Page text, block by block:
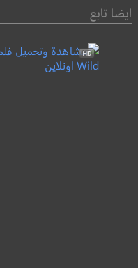
ايضا تابع